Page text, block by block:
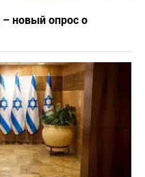
– новый опрос о